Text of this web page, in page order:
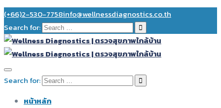
(+66)2-530-7758info@wellnessdiagnostics.co.th
Search for:
Search for:
หน้าหลัก